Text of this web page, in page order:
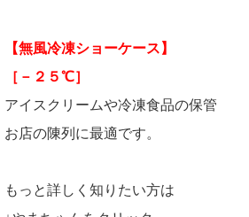
【無風冷凍ショーケース】
［－２５℃］
アイスクリームや冷凍食品の保管
お店の陳列に最適です。
もっと詳しく知りたい方は